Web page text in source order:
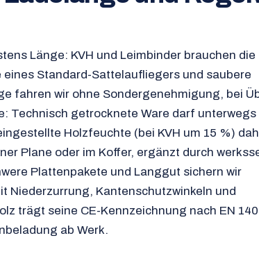
Länge: KVH und Leimbinder brauchen die
Standard-Sattelaufliegers und saubere
fahren wir ohne Sondergenehmigung, bei
Technisch getrocknete Ware darf unterwegs
Holzfeuchte (bei KVH um 15 %)
Plane oder im Koffer, ergänzt durch
Plattenpakete und Langgut sichern wir
Niederzurrung, Kantenschutzwinkeln und
trägt seine CE-Kennzeichnung nach EN
ab Werk.